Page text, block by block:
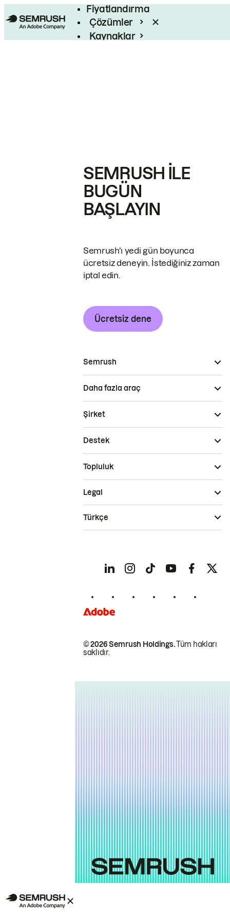
Fiyatlandırma
Çözümler
Kaynaklar
SEMRUSH ILE
BUGÜN
BAŞLAYIN
Semrush'ı yedi gün boyunca
ücretsiz deneyin. İstediğiniz zaman
iptal edin.
Ücretsiz dene
Semrush
Daha fazla araç
Şirket
Destek
Topluluk
© 2026 Semrush Holdings.Tüm hakları
saklıdır.
Legal
Türkçe